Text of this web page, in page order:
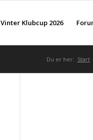
Vinter Klubcup 2026
Du er her: Start